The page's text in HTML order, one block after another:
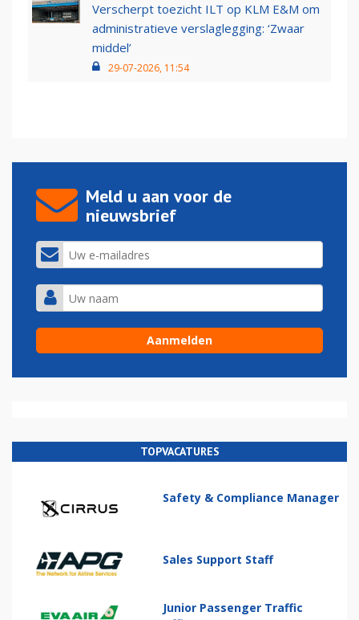
Verscherpt toezicht ILT op KLM E&M om
administratieve verslaglegging: ‘Zwaar
middel’
29-07-2026, 11:54
Meld u aan voor de
nieuwsbrief
TOPVACATURES
Safety & Compliance Manager
Sales Support Staff
Junior Passenger Traffic